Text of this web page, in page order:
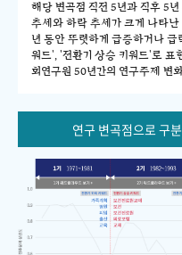
해당 변곡점 직전 5년과 직후 5
추세와 하락 추세가 크게 나타
년 동안 뚜렷하게 급증하거나
워드', '전환기 상승 키워드'로 표
회연구원 50년간의 연구주제 변
연구 변곡점으로 구